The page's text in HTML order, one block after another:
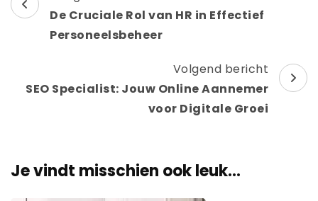
De Cruciale Rol van HR in Effectief
Personeelsbeheer
Volgend bericht
SEO Specialist: Jouw Online Aannemer
voor Digitale Groei
Je vindt misschien ook leuk...